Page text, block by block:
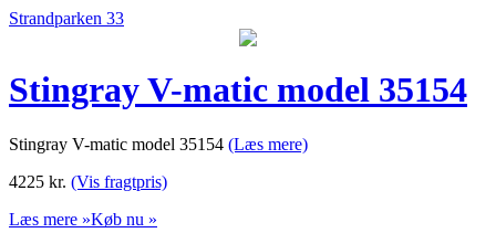
Strandparken 33
Stingray V-matic model 35154
Stingray V-matic model 35154 (Læs mere)
4225 kr. (Vis fragtpris)
Læs mere »Køb nu »